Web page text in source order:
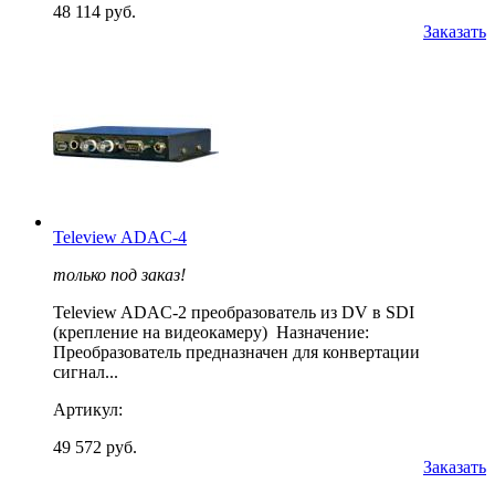
48 114 руб.
Заказать
Teleview ADAC-4
только под заказ!
Teleview ADAC-2 преобразователь из DV в SDI
(крепление на видеокамеру) Назначение:
Преобразователь предназначен для конвертации
сигнал...
Артикул:
49 572 руб.
Заказать